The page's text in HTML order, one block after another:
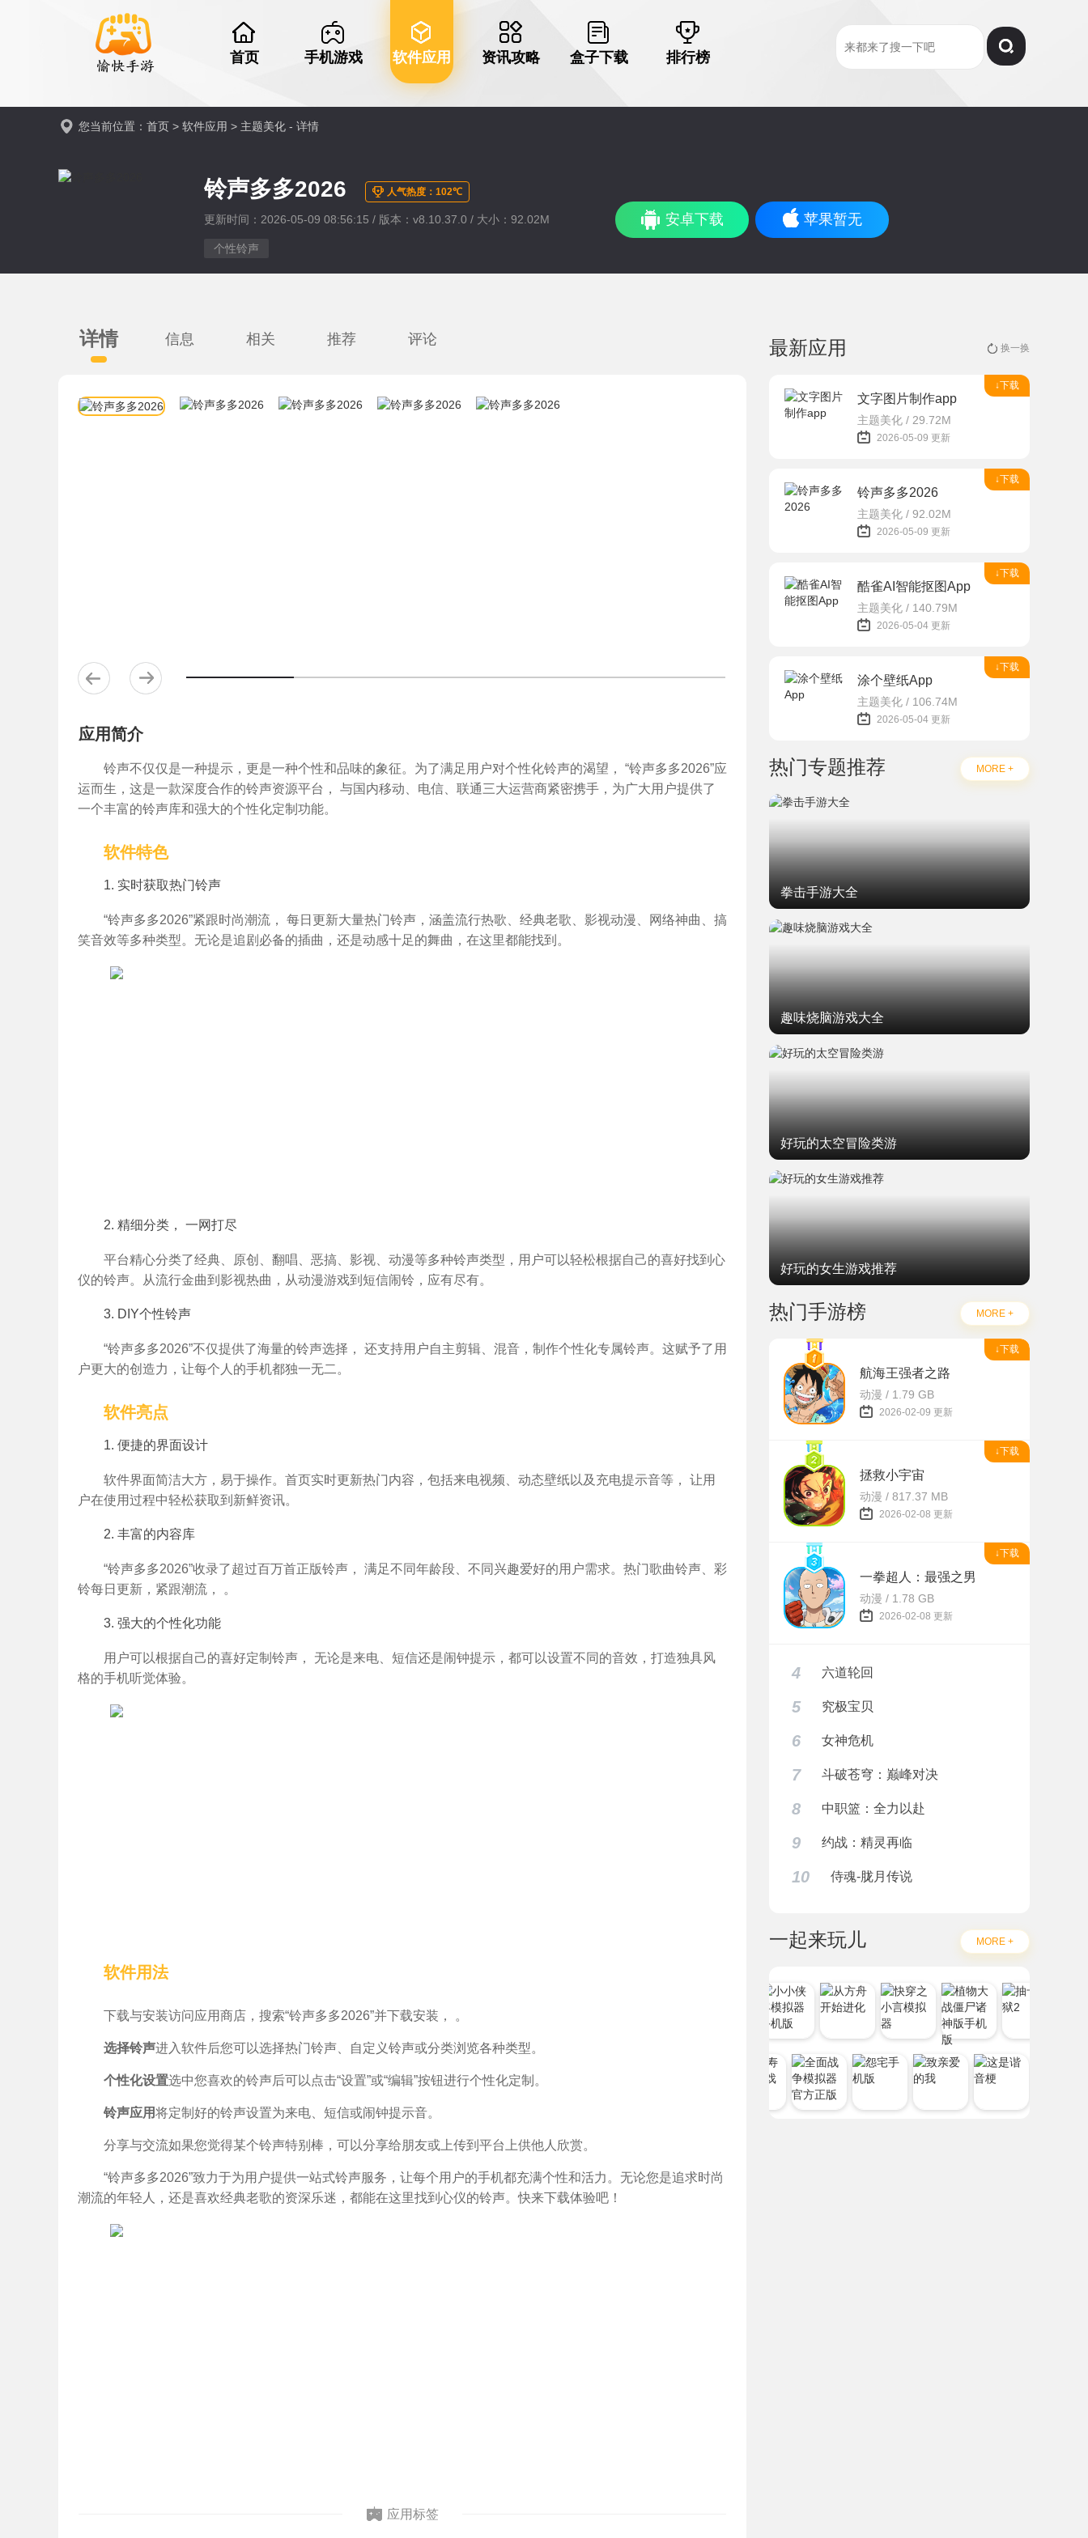
首页 手机游戏 软件应用 资讯攻略 盒子下载 排行榜
您当前位置： 首页 > 软件应用 > 主题美化 - 详情
铃声多多2026 人气热度：102℃
更新时间：2026-05-09 08:56:15 / 版本：v8.10.37.0 / 大小：92.02M
个性铃声
安卓下载 苹果暂无
详情 信息 相关 推荐 评论
应用简介
铃声不仅仅是一种提示，更是一种个性和品味的象征。为了满足用户对个性化铃声的渴望， “铃声多多2026”应
运而生，这是一款深度合作的铃声资源平台， 与国内移动、电信、联通三大运营商紧密携手，为广大用户提供了
一个丰富的铃声库和强大的个性化定制功能。
软件特色
1. 实时获取热门铃声
“铃声多多2026”紧跟时尚潮流， 每日更新大量热门铃声，涵盖流行热歌、经典老歌、影视动漫、网络神曲、搞
笑音效等多种类型。无论是追剧必备的插曲，还是动感十足的舞曲，在这里都能找到。
2. 精细分类， 一网打尽
平台精心分类了经典、原创、翻唱、恶搞、影视、动漫等多种铃声类型，用户可以轻松根据自己的喜好找到心
仪的铃声。从流行金曲到影视热曲，从动漫游戏到短信闹铃，应有尽有。
3. DIY个性铃声
“铃声多多2026”不仅提供了海量的铃声选择， 还支持用户自主剪辑、混音，制作个性化专属铃声。这赋予了用
户更大的创造力，让每个人的手机都独一无二。
软件亮点
1. 便捷的界面设计
软件界面简洁大方，易于操作。首页实时更新热门内容，包括来电视频、动态壁纸以及充电提示音等， 让用
户在使用过程中轻松获取到新鲜资讯。
2. 丰富的内容库
“铃声多多2026”收录了超过百万首正版铃声， 满足不同年龄段、不同兴趣爱好的用户需求。热门歌曲铃声、彩
铃每日更新，紧跟潮流， 。
3. 强大的个性化功能
用户可以根据自己的喜好定制铃声， 无论是来电、短信还是闹钟提示，都可以设置不同的音效，打造独具风
格的手机听觉体验。
软件用法
下载与安装访问应用商店，搜索“铃声多多2026”并下载安装， 。
选择铃声进入软件后您可以选择热门铃声、自定义铃声或分类浏览各种类型。
个性化设置选中您喜欢的铃声后可以点击“设置”或“编辑”按钮进行个性化定制。
铃声应用将定制好的铃声设置为来电、短信或闹钟提示音。
分享与交流如果您觉得某个铃声特别棒，可以分享给朋友或上传到平台上供他人欣赏。
“铃声多多2026”致力于为用户提供一站式铃声服务，让每个用户的手机都充满个性和活力。无论您是追求时尚
潮流的年轻人，还是喜欢经典老歌的资深乐迷，都能在这里找到心仪的铃声。快来下载体验吧！
应用标签
最新应用 换一换
↓下载
文字图片制作app
主题美化 / 29.72M
2026-05-09 更新
↓下载
铃声多多2026
主题美化 / 92.02M
2026-05-09 更新
↓下载
酷雀AI智能抠图App
主题美化 / 140.79M
2026-05-04 更新
↓下载
涂个壁纸App
主题美化 / 106.74M
2026-05-04 更新
热门专题推荐 MORE +
拳击手游大全
趣味烧脑游戏大全
好玩的太空冒险类游
好玩的女生游戏推荐
热门手游榜 MORE +
↓下载
航海王强者之路
动漫 / 1.79 GB
2026-02-09 更新
↓下载
拯救小宇宙
动漫 / 817.37 MB
2026-02-08 更新
↓下载
一拳超人：最强之男
动漫 / 1.78 GB
2026-02-08 更新
4 六道轮回
5 究极宝贝
6 女神危机
7 斗破苍穹：巅峰对决
8 中职篮：全力以赴
9 约战：精灵再临
10 侍魂-胧月传说
一起来玩儿 MORE +